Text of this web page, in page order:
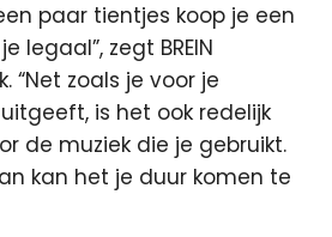
paar tientjes koop je een
legaal”, zegt BREIN
“Net zoals je voor je
is het ook redelijk
de muziek die je gebruikt.
kan het je duur komen te